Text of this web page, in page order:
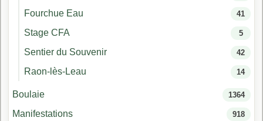
Fourchue Eau 41
Stage CFA 5
Sentier du Souvenir 42
Raon-lès-Leau 14
Boulaie 1364
Manifestations 918